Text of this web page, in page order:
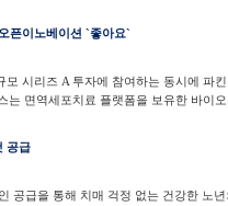
픈이노베이션 `좋아요`
시리즈 A 투자에 참여하는 동시에 파
는 면역세포치료 플랫폼을 보유한 바이
공급
공급을 통해 치매 걱정 없는 건강한 노